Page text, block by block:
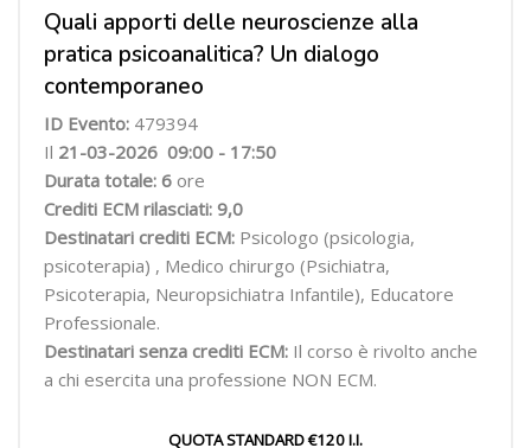
Quali apporti delle neuroscienze alla
pratica psicoanalitica? Un dialogo
contemporaneo
ID Evento: 479394
Il 21-03-2026 09:00 - 17:50
Durata totale: 6 ore
Crediti ECM rilasciati: 9,0
Destinatari crediti ECM: Psicologo (psicologia,
psicoterapia) , Medico chirurgo (Psichiatra,
Psicoterapia, Neuropsichiatra Infantile), Educatore
Professionale.
Destinatari senza crediti ECM: Il corso è rivolto anche
a chi esercita una professione NON ECM.
QUOTA STANDARD €120 I.I.